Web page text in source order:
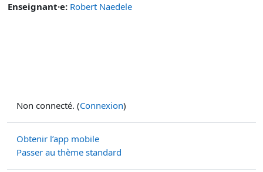
Enseignant·e: Robert Naedele
Non connecté. (Connexion)
Obtenir l’app mobile
Passer au thème standard